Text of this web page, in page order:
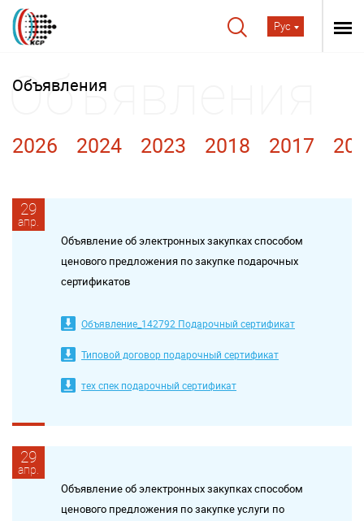
Рус
Объявления
2026 2024 2023 2018 2017
29
апр.
Объявление об электронных закупках способом
ценового предложения по закупке подарочных
сертификатов
Объявление_142792 Подарочный сертификат
Типовой договор подарочный сертификат
тех спек подарочный сертификат
29
апр.
Объявление об электронных закупках способом
ценового предложения по закупке услуги по